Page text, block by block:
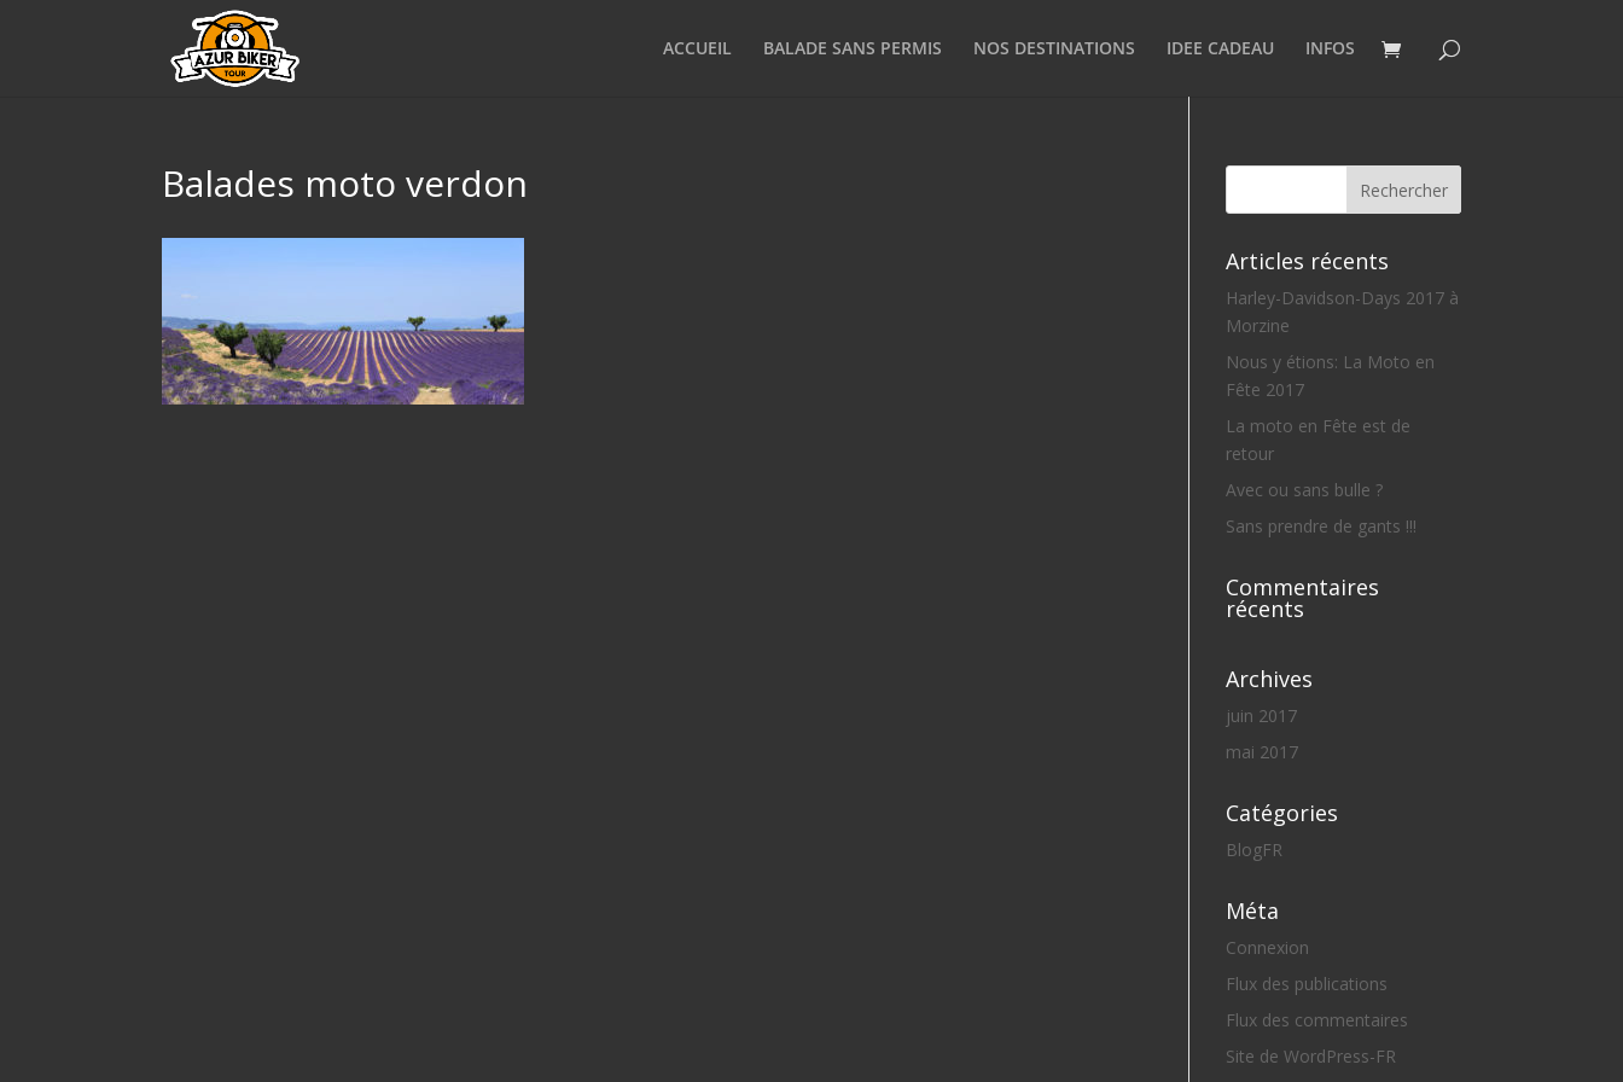
ACCUEIL BALADE SANS PERMIS NOS DESTINATIONS IDEE CADEAU INFOS
Balades moto verdon
Articles récents
Harley-Davidson-Days 2017 à
Morzine
Nous y étions: La Moto en
Fête 2017
La moto en Fête est de
retour
Avec ou sans bulle ?
Sans prendre de gants !!!
Commentaires
récents
Archives
juin 2017
mai 2017
Catégories
BlogFR
Méta
Connexion
Flux des publications
Flux des commentaires
Site de WordPress-FR